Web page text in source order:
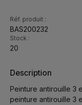
Réf. produit :
BAS200232
Stock :
20
Description
Peinture antirouille 3
peinture antirouille 3